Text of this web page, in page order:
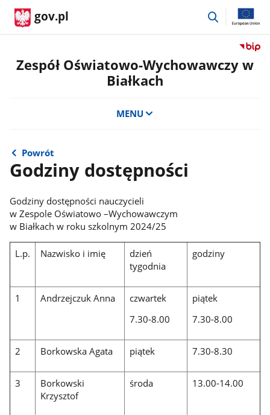
gov.pl
przejdź
Przejdź
do
Zespół Oświatowo-Wychowawczy w
Białkach
MENU
Powrót
Godziny dostępności
Godziny dostępności nauczycieli
w Zespole Oświatowo –Wychowawczym
w Białkach w roku szkolnym 2024/25
L.p. Nazwisko i imię
dzień
tygodnia
godziny
1 Andrzejczuk Anna
czwartek
7.30-8.00
piątek
7.30-8.00
2 Borkowska Agata piątek 7.30-8.30
3
Borkowski
Krzysztof
środa 13.00-14.00